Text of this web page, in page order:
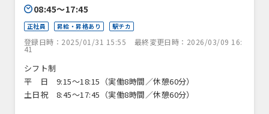
08:45〜17:45
正社員 昇給・昇格あり 駅チカ
登録日時：2025/01/31 15:55 最終変更日時：2026/03/09 16:
41
シフト制
平 日 9:15～18:15（実働8時間／休憩60分）
土日祝 8:45～17:45（実働8時間／休憩60分）